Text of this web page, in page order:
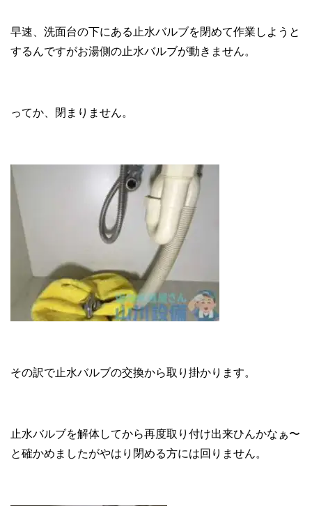
早速、洗面台の下にある止水バルブを閉めて作業しようと
するんですがお湯側の止水バルブが動きません。
ってか、閉まりません。
その訳で止水バルブの交換から取り掛かります。
止水バルブを解体してから再度取り付け出来ひんかなぁ〜
と確かめましたがやはり閉める方には回りません。